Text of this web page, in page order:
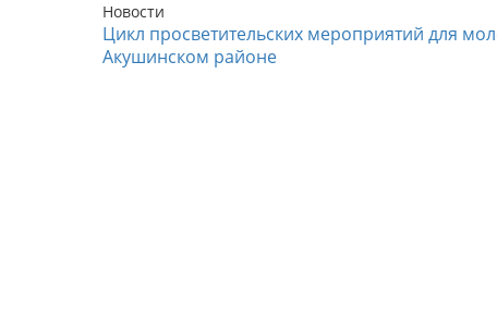
Новости
Цикл просветительских мероприятий для
Акушинском районе